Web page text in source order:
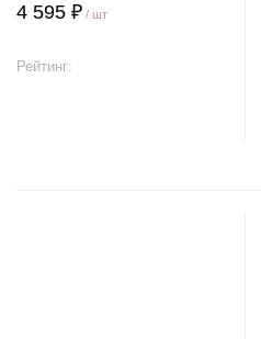
4 595 ₽ / шт
Рейтинг: